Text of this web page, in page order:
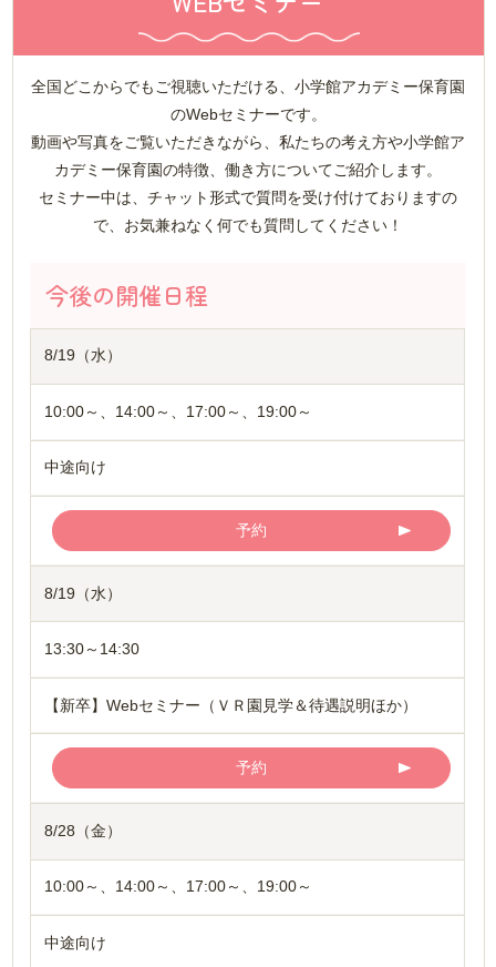
全国どこからでもご視聴いただける、小学館アカデミー保育園
のWebセミナーです。
動画や写真をご覧いただきながら、私たちの考え方や小学館ア
カデミー保育園の特徴、働き方についてご紹介します。
セミナー中は、チャット形式で質問を受け付けておりますの
で、お気兼ねなく何でも質問してください！
今後の開催日程
8/19（水）
10:00～、14:00～、17:00～、19:00～
中途向け
予約
8/19（水）
13:30～14:30
【新卒】Webセミナー（ＶＲ園見学＆待遇説明ほか）
予約
8/28（金）
10:00～、14:00～、17:00～、19:00～
中途向け